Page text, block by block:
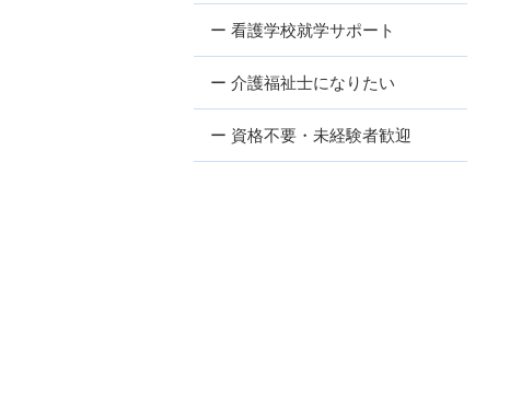
ー 看護学校就学サポート
ー 介護福祉士になりたい
ー 資格不要・未経験者歓迎